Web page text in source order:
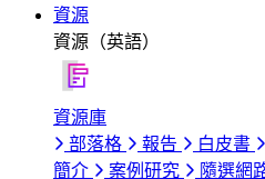
資源
資源（英語）
資源庫
部落格
報告 白皮書
簡介
案例研究 隨選網